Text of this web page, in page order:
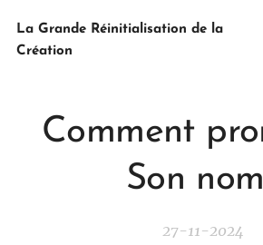
La Grande Réinitialisation de la
Création
Comment
Son
27-11-2024